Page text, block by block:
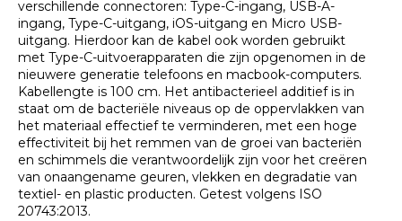
verschillende connectoren: Type-C-ingang, USB-A-
ingang, Type-C-uitgang, iOS-uitgang en Micro USB-
uitgang. Hierdoor kan de kabel ook worden gebruikt
met Type-C-uitvoerapparaten die zijn opgenomen in de
nieuwere generatie telefoons en macbook-computers.
Kabellengte is 100 cm. Het antibacterieel additief is in
staat om de bacteriële niveaus op de oppervlakken van
het materiaal effectief te verminderen, met een hoge
effectiviteit bij het remmen van de groei van bacteriën
en schimmels die verantwoordelijk zijn voor het creëren
van onaangename geuren, vlekken en degradatie van
textiel- en plastic producten. Getest volgens ISO
20743:2013.